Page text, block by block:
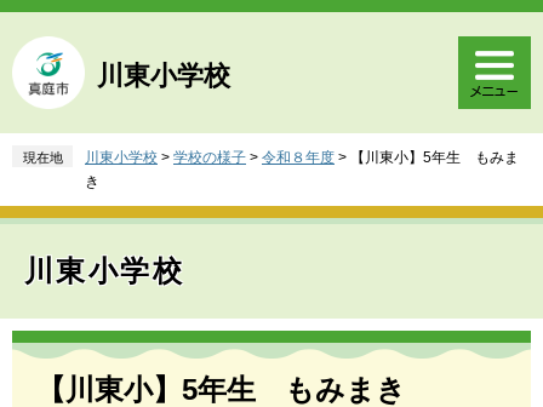
ペ
ジ
の
頭
。
メ
ュ
ー
飛
て
川東小学校
現在地 川東小学校 > 学校の様子 > 令和８年度 >
【川東小】5年生 もみま
き
川東小学校
本
【川東小】5年生 もみまき